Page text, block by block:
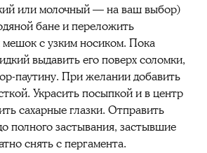
или молочный — на ваш выбор)
бане и переложить
мешок с узким носиком. Пока
выдавить его поверх соломки,
паутину. При желании добавить
Украсить посыпкой и в центр
сахарные глазки. Отправить
полного застывания, застывшие
снять с пергамента.